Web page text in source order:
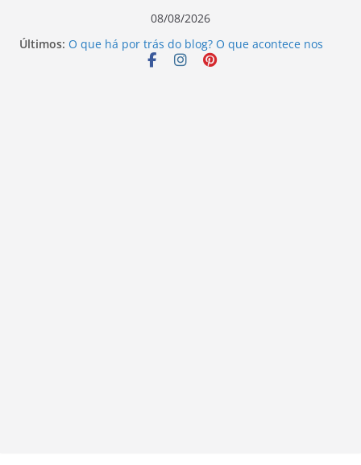
08/08/2026
Últimos: O que há por trás do blog? O que acontece nos